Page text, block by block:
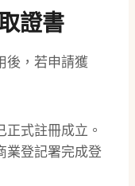
證書
後，若申請獲
正式註冊成立。
業登記署完成登